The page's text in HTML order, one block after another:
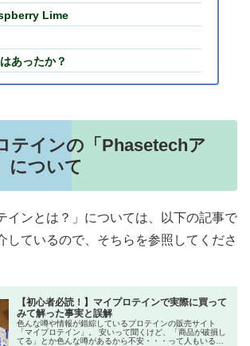
Lime
あったか？
テインの「Phasetechア
について
インとは？」については、以下の記事で
しているので、そちらを参照してくださ
【初心者必読！】マイプロテインで実際に買って
みて解った事実と誤解
色んな噂や情報が錯綜しているプロテインの販売サイト
「マイプロテイン」。 安いって聞くけど、「商品が破損し
てる」とか色んな噂があるから不安・・・って人もいるか